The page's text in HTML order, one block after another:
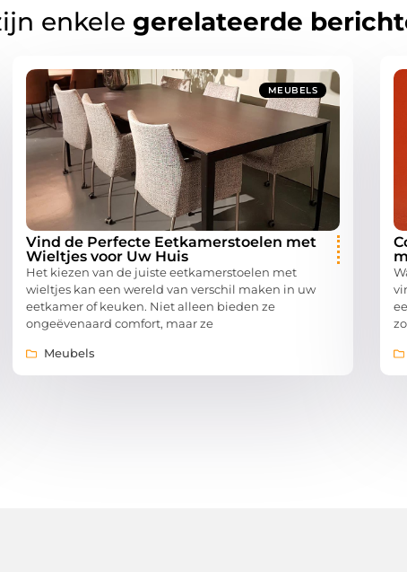
enkele gerelateerde
MEUBELS
Vind de Perfecte Eetkamerstoelen met
Wieltjes voor Uw Huis
Het kiezen van de juiste eetkamerstoelen met
wieltjes kan een wereld van verschil maken in uw
eetkamer of keuken. Niet alleen bieden ze
ongeëvenaard comfort, maar ze
Meubels